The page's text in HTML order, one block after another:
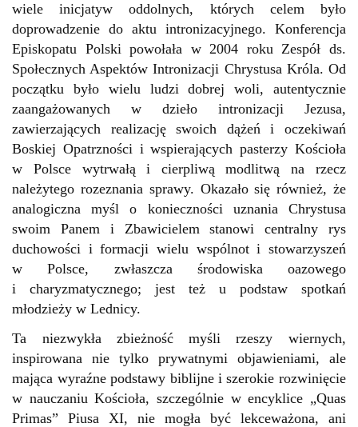
wiele inicjatyw oddolnych, których celem było
doprowadzenie do aktu intronizacyjnego. Konferencja
Episkopatu Polski powołała w 2004 roku Zespół ds.
Społecznych Aspektów Intronizacji Chrystusa Króla. Od
początku było wielu ludzi dobrej woli, autentycznie
zaangażowanych w dzieło intronizacji Jezusa,
zawierzających realizację swoich dążeń i oczekiwań
Boskiej Opatrzności i wspierających pasterzy Kościoła
w Polsce wytrwałą i cierpliwą modlitwą na rzecz
należytego rozeznania sprawy. Okazało się również, że
analogiczna myśl o konieczności uznania Chrystusa
swoim Panem i Zbawicielem stanowi centralny rys
duchowości i formacji wielu wspólnot i stowarzyszeń
w Polsce, zwłaszcza środowiska oazowego
i charyzmatycznego; jest też u podstaw spotkań
młodzieży w Lednicy.
Ta niezwykła zbieżność myśli rzeszy wiernych,
inspirowana nie tylko prywatnymi objawieniami, ale
mająca wyraźne podstawy biblijne i szerokie rozwinięcie
w nauczaniu Kościoła, szczególnie w encyklice „Quas
Primas” Piusa XI, nie mogła być lekceważona, ani